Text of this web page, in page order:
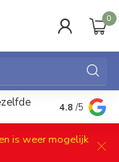
0
Gratis
4.8 /5
is weer mogelijk